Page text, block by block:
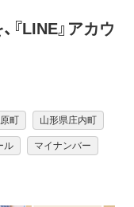
『LINE』アカウ
町 山形県庄内町
ル マイナンバー